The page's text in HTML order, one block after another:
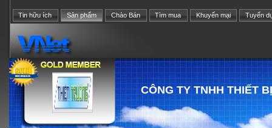
Tin hữu ích Sản phẩm Chào Bán Tìm mua Khuyến mại Tuyển
CÔNG TY TNHH THIẾT